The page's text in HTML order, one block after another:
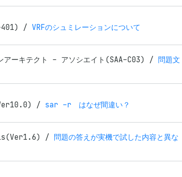
401) / VRFのシュミレーションについて
アーキテクト - アソシエイト(SAA-C03) / 問題文
/ sar -r はなぜ間違い？
/ 問題の答えが実機で試した内容と異な